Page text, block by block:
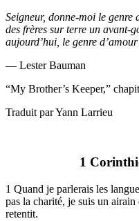
Seigneur, donne-moi le
des frères sur terre un avant-
aujourd’hui, le genre
— Lester Bauman
“My Brother’s Keeper,”
Traduit par Yann Larrieu
1
1 Quand je parlerais les
pas la charité, je suis un
retentit.